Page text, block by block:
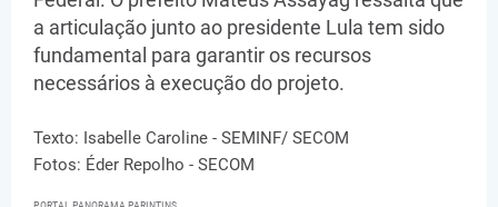
a articulação junto ao presidente Lula tem sido
fundamental para garantir os recursos
necessários à execução do projeto.
Texto: Isabelle Caroline - SEMINF/ SECOM
Fotos: Éder Repolho - SECOM